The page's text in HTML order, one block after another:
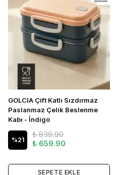
GOLCIA Çift Katlı Sızdırmaz
Paslanmaz Çelik Beslenme
Kabı - İndigo
%21
₺ 839.90
₺ 659.90
SEPETE EKLE